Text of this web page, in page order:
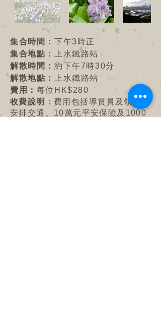
集合時間： 下午3時正
集合地點：
上水鐵路站
解散時間： 約下午7時30分
解散地點：
上水鐵路站
費用： 每位HK$280
收費說明： 費用包括導賞員及領隊、
安排交通、10萬元平安保險及1000